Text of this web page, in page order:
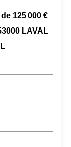
125 000 €
LAVAL